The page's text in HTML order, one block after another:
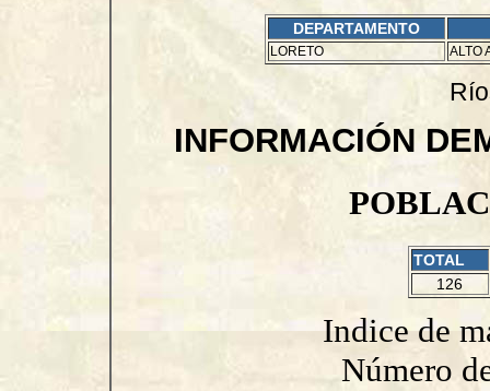
DEPARTAMENTO
LORETO ALTO
INFORMACIÓN
TOTAL
126
Indice de
Número